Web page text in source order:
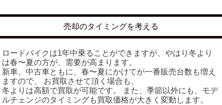
売却のタイミングを考える
ロードバイクは1年中乗ることができますが、やはり冬より
は春〜夏の方が、需要が高まります。
新車、中古車ともに、春〜夏にかけてが一番販売台数も増え
ますので、 お買取させて頂く場合も、
冬よりは高額で買取が可能です。 また、季節以外にも、モデ
ルチェンジのタイミングも買取価格が大きく変動します。